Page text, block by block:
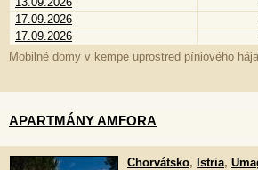
17.09.2026
17.09.2026
Mobilné domy v kempe uprostred píniového
APARTMÁNY AMFORA
Chorvátsko, Istria,